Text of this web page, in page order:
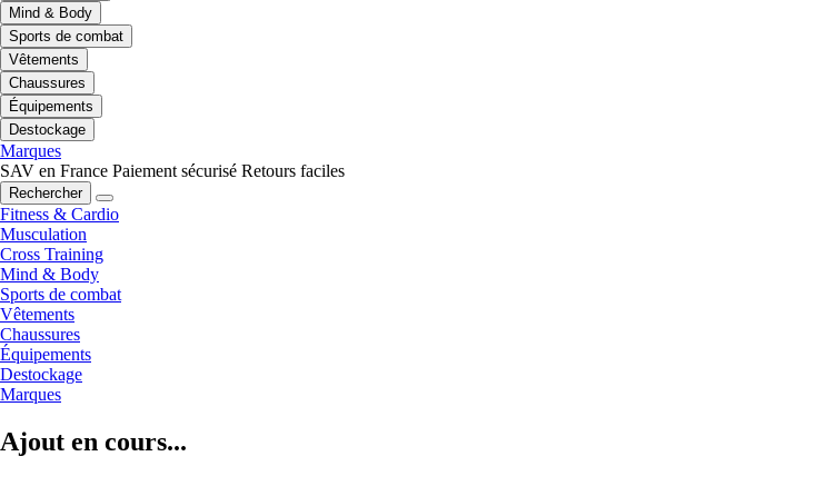
Mind & Body
Sports de combat
Vêtements
Chaussures
Équipements
Destockage
Marques
SAV en France Paiement sécurisé Retours faciles
Rechercher
Fitness & Cardio
Musculation
Cross Training
Mind & Body
Sports de combat
Vêtements
Chaussures
Équipements
Destockage
Marques
Ajout en cours...